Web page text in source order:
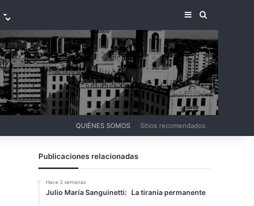
BARRA LATERAL
BUSCAR
QUIÉNES SOMOS Sitios recomendados
Publicaciones relacionadas
Hace 2 semanas
Julio María Sanguinetti: La tiranía permanente